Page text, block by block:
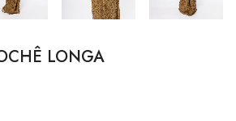
LONGA